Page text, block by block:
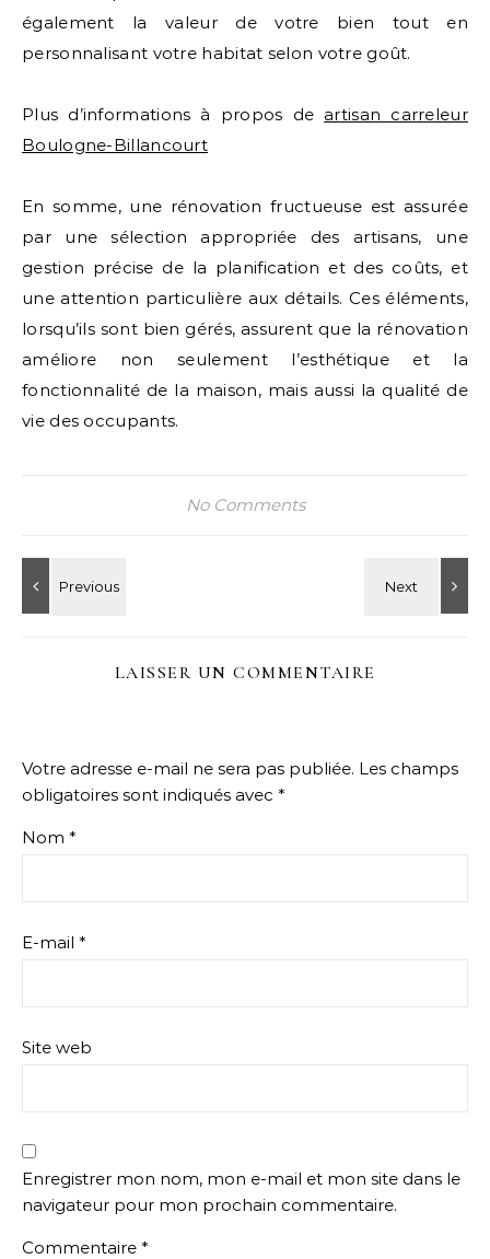
également la valeur de votre bien tout en
personnalisant votre habitat selon votre goût.
Plus d’informations à propos deartisan carreleur
Boulogne-Billancourt
En somme, une rénovation fructueuse est assurée
par une sélection appropriée des artisans, une
gestion précise de la planification et des coûts, et
une attention particulière aux détails. Ces éléments,
lorsqu’ils sont bien gérés, assurent que la rénovation
améliore non seulement l’esthétique et la
fonctionnalité de la maison, mais aussi la qualité de
vie des occupants.
No Comments
LAISSER UN COMMENTAIRE
Votre adresse e-mail ne sera pas publiée. Les champs
obligatoires sont indiqués avec *
Nom *
E-mail *
Site web
Enregistrer mon nom, mon e-mail et mon site dans le
navigateur pour mon prochain commentaire.
Commentaire *